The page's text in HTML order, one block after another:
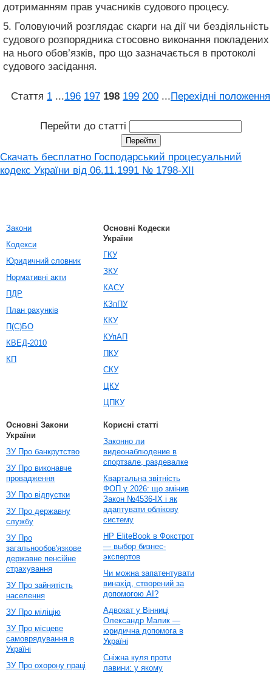
дотриманням прав учасників судового процесу.
5. Головуючий розглядає скарги на дії чи бездіяльність
судового розпорядника стосовно виконання покладених
на нього обов’язків, про що зазначається в протоколі
судового засідання.
Стаття 1 ...196 197 198 199 200 ...Перехідні положення
Перейти до статті
Скачать бесплатно Господарський процесуальний
кодекс України від 06.11.1991 № 1798-XII
Закони
Кодекси
Юридичний словник
Нормативні акти
ПДР
План рахунків
П(С)БО
КВЕД-2010
КП
Основні Кодески
України
ГКУ
ЗКУ
КАСУ
КЗпПУ
ККУ
КУпАП
ПКУ
СКУ
ЦКУ
ЦПКУ
Основні Закони
України
ЗУ Про банкрутство
ЗУ Про виконавче
провадження
ЗУ Про відпустки
ЗУ Про державну
службу
ЗУ Про
загальнообов'язкове
державне пенсійне
страхування
ЗУ Про зайнятість
населення
ЗУ Про міліцію
ЗУ Про місцеве
самоврядування в
Україні
ЗУ Про охорону праці
Корисні статті
Законно ли
видеонаблюдение в
спортзале, раздевалке
Квартальна звітність
ФОП у 2026: що змінив
Закон №4536-IX і як
адаптувати облікову
систему
HP EliteBook в Фокстрот
— выбор бизнес-
экспертов
Чи можна запатентувати
винахід, створений за
допомогою AI?
Адвокат у Вінниці
Олександр Малик —
юридична допомога в
Україні
Сніжна куля проти
лавини: у якому